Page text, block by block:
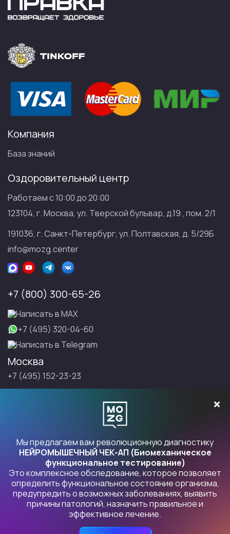
Компания
База знаний
Оздоровительный центр
Работаем с 10:00 до 20:00
123104, г. Москва, ул. Тверской бульвар, д.19 , пом. 2/1
191036, г. Санкт-Петербург, ул. Полтавская, д. 5/29Б
info@mozg.center
+7 (800) 300-65-26
Написать в МАХ
+7 (495) 320-04-60
Написать в Telegram
Москва
+7 (495) 152-23-23
Санкт-Петербург
Продукты Правка
Политика конфиденциальности . Индивидуальный
предприниматель БУРЛАКОВСКИЙ ИЛЬЯ ЮРЬЕВИЧ, 109472,
Москва, Волгоградский пр-кт, 164, корп. 2, кв. 89 ОГРНИП
Мы предлагаем вам революционную диагностику
НЕЙРОМЫШЕЧНЫЙ ЧЕК-АП (Биомеханическое
функциональное тестирование)
Это комплексное обследование, которое позволяет
определить функциональное состояние организма,
предупредить о возможных заболеваниях, выявить
причины патологий, назначить правильное и
эффективное лечение.